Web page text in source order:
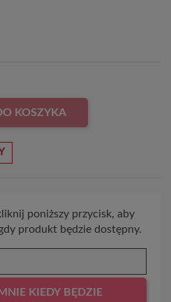
KOSZYKA
poniższy przycisk, aby
produkt będzie dostępny.
KIEDY BĘDZIE